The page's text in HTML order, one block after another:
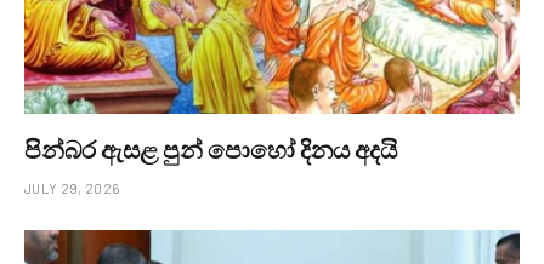
පින්බර ඇසළ පුන් පොහෝ දිනය අදයි
JULY 29, 2026